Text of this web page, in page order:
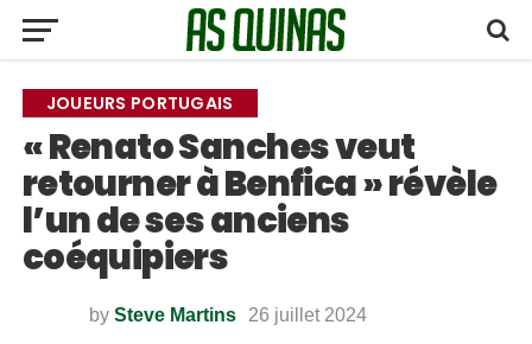
JOUEURS PORTUGAIS
« Renato Sanches veut
retourner à Benfica » révèle
l’un de ses anciens
coéquipiers
by Steve Martins 26 juillet 2024